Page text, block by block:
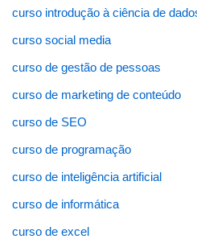
curso introdução à ciência de
curso social media
curso de gestão de pessoas
curso de marketing de conteúdo
curso de SEO
curso de programação
curso de inteligência artificial
curso de informática
curso de excel